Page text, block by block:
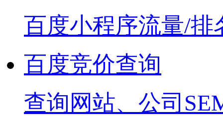
百度小程序流量/排
百度竞价查询
查询网站、公司